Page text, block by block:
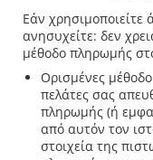
Εάν
ανησυχείτε: δεν
μέθοδο πληρωμής
Ορισμένες
πελάτες σας
πληρωμής (ή
από αυτόν τον
στοιχεία της